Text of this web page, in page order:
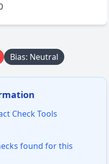
Bias: Neutral
Check Tools
found for this